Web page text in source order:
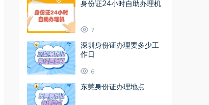
身份证24小时自助办理机
7
深圳身份证办理要多少工
作日
6
东莞身份证办理地点